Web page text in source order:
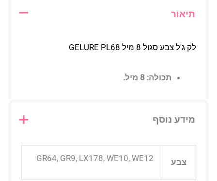
תיאור
לק ג'ל צבע סגול 8 מיל GELURE PL68
תכולה: 8 מיל.
מידע נוסף
צבע GR64, GR9, LX178, WE10, WE12